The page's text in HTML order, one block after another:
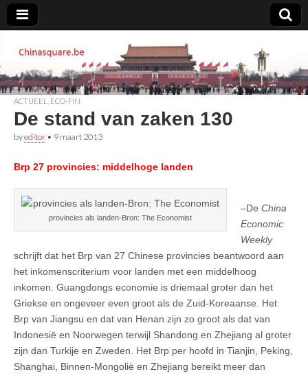
Chinasquare.be
ACTUEEL ECO-FIN
De stand van zaken 130
byeditor • 9 maart 2013
Brp 27 provincies: middelhoge landen
provincies als landen-Bron: The Economist
–De China
Economic
Weekly
schrijft dat het Brp van 27 Chinese provincies beantwoord aan
het inkomenscriterium voor landen met een middelhoog
inkomen. Guangdongs economie is driemaal groter dan het
Griekse en ongeveer even groot als de Zuid-Koreaanse. Het
Brp van Jiangsu en dat van Henan zijn zo groot als dat van
Indonesië en Noorwegen terwijl Shandong en Zhejiang al groter
zijn dan Turkije en Zweden. Het Brp per hoofd in Tianjin, Peking,
Shanghai, Binnen-Mongolië en Zhejiang bereikt meer dan